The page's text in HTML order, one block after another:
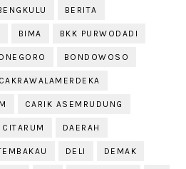
BERITA
BIMA BKK PURWODADI
BONDOWOSO
CAKRAWALAMERDEKA
CARIK ASEMRUDUNG
CITARUM DAERAH
DELI DEMAK